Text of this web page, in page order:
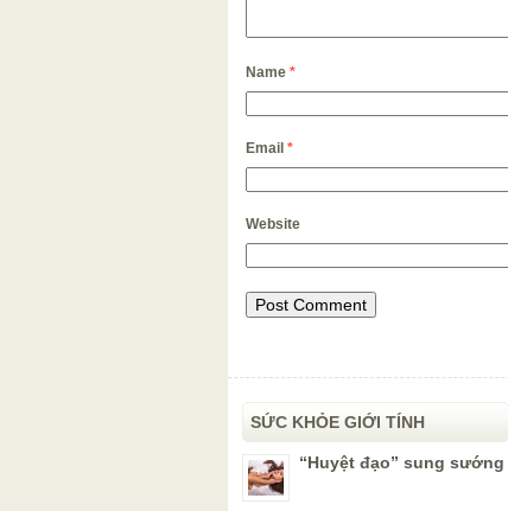
Name *
Email *
Website
SỨC KHỎE GIỚI TÍNH
“Huyệt đạo” sung sướng